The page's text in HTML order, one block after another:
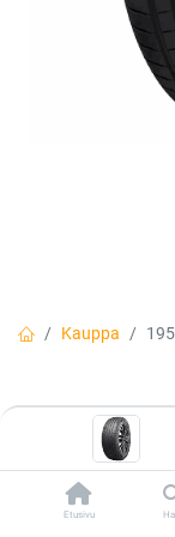
Etusivu
Kauppa
195/55R16
STRADA